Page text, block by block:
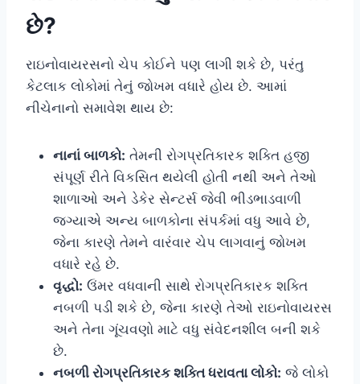
છે?
રાઇનોવાયરસનો ચેપ કોઈને પણ લાગી શકે છે, પરંતુ
કેટલાક લોકોમાં તેનું જોખમ વધારે હોય છે. આમાં
નીચેનાનો સમાવેશ થાય છે:
નાનાં બાળકો: તેમની રોગપ્રતિકારક શક્તિ હજી
સંપૂર્ણ રીતે વિકસિત થયેલી હોતી નથી અને તેઓ
શાળાઓ અને ડેકેર સેન્ટર્સ જેવી ભીડભાડવાળી
જગ્યાએ અન્ય બાળકોના સંપર્કમાં વધુ આવે છે,
જેના કારણે તેમને વારંવાર ચેપ લાગવાનું જોખમ
વધારે રહે છે.
વૃદ્ધો: ઉંમર વધવાની સાથે રોગપ્રતિકારક શક્તિ
નબળી પડી શકે છે, જેના કારણે તેઓ રાઇનોવાયરસ
અને તેના ગૂંચવણો માટે વધુ સંવેદનશીલ બની શકે
છે.
નબળી રોગપ્રતિકારક શક્તિ ધરાવતા લોકો: જે લોકો